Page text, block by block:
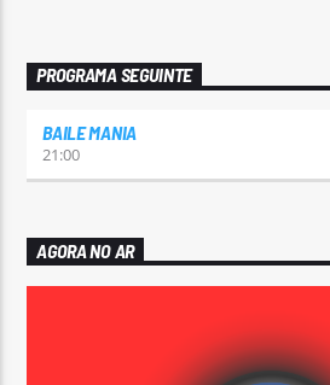
PROGRAMA SEGUINTE
BAILE MANIA
21:00
AGORA NO AR